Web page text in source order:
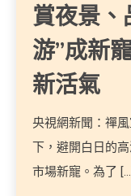
賞夜景
游”成新
新活氣
央視網新聞：禪
下，避開白日的
市場新寵。為了